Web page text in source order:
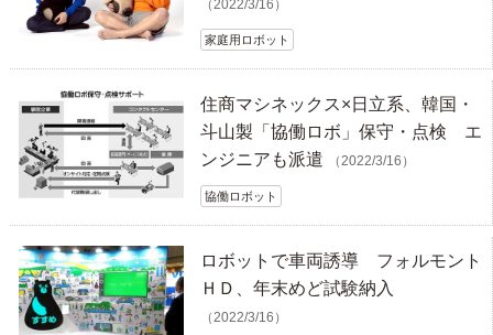
（2022/3/16）
家庭用ロボット
住商マシネックス×日立系、韓国・
斗山製「協働ロボ」保守・点検 エ
ンジニアも派遣
（2022/3/16）
協働ロボット
ロボットで車両誘導 フォルモント
ＨＤ、年末めど試験納入
（2022/3/16）